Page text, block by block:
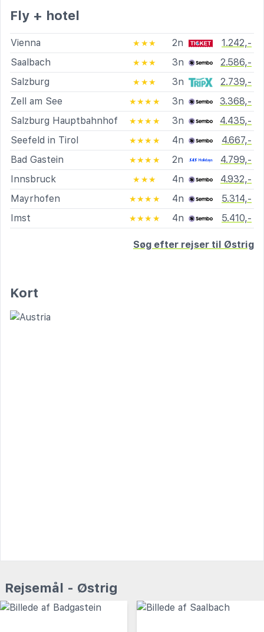
Fly + hotel
Vienna ★★★ 2n
1.242,-
Saalbach
★★★ 3n
2.586,-
Salzburg
★★★ 3n
2.739,-
Zell am See
★★★★ 3n
3.368,-
Salzburg Hauptbahnhof
★★★★ 3n
4.435,-
Seefeld in Tirol
★★★★ 4n
4.667,-
Bad Gastein
★★★★ 2n
4.799,-
Innsbruck
★★★ 4n
4.932,-
Mayrhofen
★★★★ 4n
5.314,-
Imst
★★★★ 4n 5.410,-
Søg efter rejser til Østrig
Kort
Rejsemål - Østrig